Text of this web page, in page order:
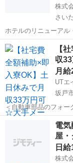
株式
さい
ホテルのリニューアル
埼玉 さいたま市
【
収
月給
UTエ
坂戸
＜自動車部品のフォ
た商用車を製造するあ
るチャンスです！ 自
きなやりがいや誇り
電
屋・
日
株式